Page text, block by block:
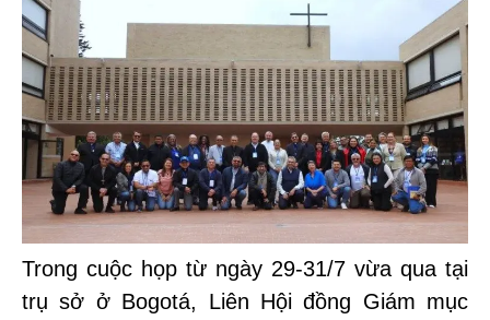
Trong cuộc họp từ ngày 29-31/7 vừa qua tại
trụ sở ở Bogotá, Liên Hội đồng Giám mục